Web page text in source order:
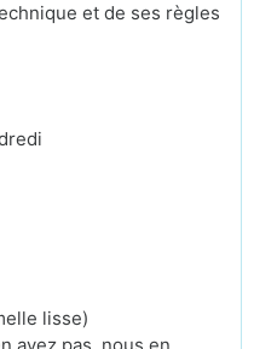
et de ses règles
lisse)